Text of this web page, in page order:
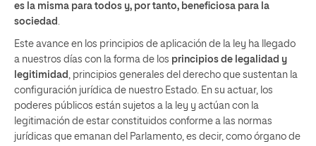
es la misma para todos y, por tanto, beneficiosa para la
sociedad
Este avance en los principios de aplicación de la ley ha llegado
a nuestros días con la forma de los principios de legalidad y
legitimidad
, principios generales del derecho que sustentan la
configuración jurídica de nuestro Estado. En su actuar, los
poderes públicos están sujetos a la ley y actúan con la
legitimación de estar constituidos conforme a las normas
jurídicas que emanan del Parlamento, es decir, como órgano de